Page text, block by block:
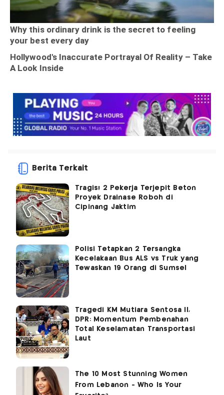
Berita Terkait
Tragis! 2 Pekerja Terjepit Beton
Proyek Drainase Roboh di
Cipinang Jaktim
Polisi Tetapkan 2 Tersangka
Kecelakaan Bus ALS vs Truk yang
Tewaskan 19 Orang di Sumsel
Tragedi KM Mutiara Sentosa II,
DPR: Momentum Pembenahan
Total Keselamatan Transportasi
Laut